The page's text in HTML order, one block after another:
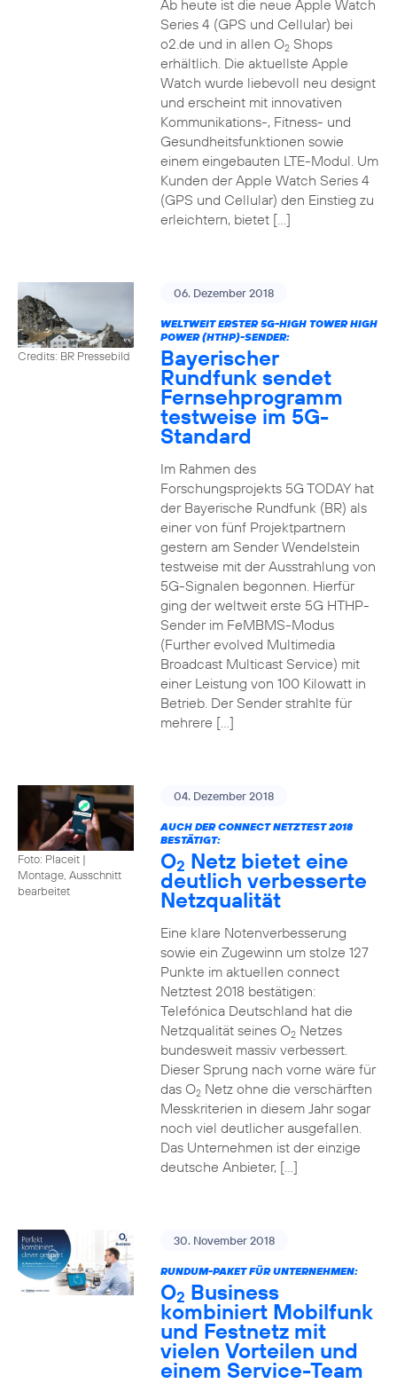
Ab heute ist die neue Apple Watch
Series 4 (GPS und Cellular) bei
o2.de und in allen O2Shops
erhältlich. Die aktuellste Apple
Watch wurde liebevoll neu designt
und erscheint mit innovativen
Kommunikations-, Fitness- und
Gesundheitsfunktionen sowie
einem eingebauten LTE-Modul. Um
Kunden der Apple Watch Series 4
(GPS und Cellular) den Einstieg zu
erleichtern, bietet […]
Credits: BR Pressebild
06. Dezember 2018
WELTWEIT ERSTER 5G-HIGH TOWER HIGH
POWER (HTHP)-SENDER:
Bayerischer
Rundfunk sendet
Fernsehprogramm
testweise im 5G-
Standard
Im Rahmen des
Forschungsprojekts 5G TODAY hat
der Bayerische Rundfunk (BR) als
einer von fünf Projektpartnern
gestern am Sender Wendelstein
testweise mit der Ausstrahlung von
5G-Signalen begonnen. Hierfür
ging der weltweit erste 5G HTHP-
Sender im FeMBMS-Modus
(Further evolved Multimedia
Broadcast Multicast Service) mit
einer Leistung von 100 Kilowatt in
Betrieb. Der Sender strahlte für
mehrere […]
Foto: Placeit |
Montage, Ausschnitt
bearbeitet
04. Dezember 2018
AUCH DER CONNECT NETZTEST 2018
BESTÄTIGT:
O2 Netz bietet eine
deutlich verbesserte
Netzqualität
Eine klare Notenverbesserung
sowie ein Zugewinn um stolze 127
Punkte im aktuellen connect
Netztest 2018 bestätigen:
Telefónica Deutschland hat die
Netzqualität seines O2Netzes
bundesweit massiv verbessert.
Dieser Sprung nach vorne wäre für
das O2Netz ohne die verschärften
Messkriterien in diesem Jahr sogar
noch viel deutlicher ausgefallen.
Das Unternehmen ist der einzige
deutsche Anbieter, […]
30. November 2018
RUNDUM-PAKET FÜR UNTERNEHMEN:
O2 Business
kombiniert Mobilfunk
und Festnetz mit
vielen Vorteilen und
einem Service-Team